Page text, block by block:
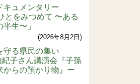
キュメンタリー
とをみつめて 〜ある
生〜」
2026年8月2日
守る県民の集い
子さん講演会『子孫
からの預かり物』ー